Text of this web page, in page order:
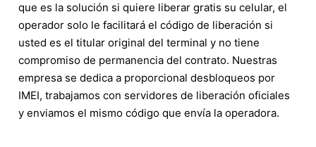
que es la solución si quiere liberar gratis su celular, el
operador solo le facilitará el código de liberación si
usted es el titular original del terminal y no tiene
compromiso de permanencia del contrato. Nuestras
empresa se dedica a proporcional desbloqueos por
IMEI, trabajamos con servidores de liberación oficiales
y enviamos el mismo código que envía la operadora.